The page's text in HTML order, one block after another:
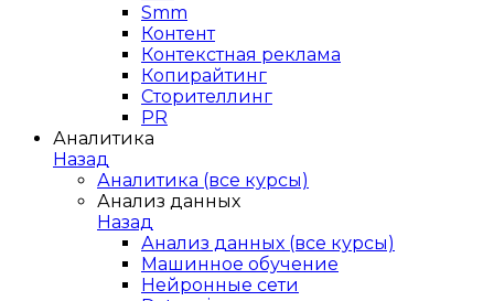
Smm
Контент
Контекстная реклама
Копирайтинг
Сторителлинг
PR
Аналитика
Назад
Аналитика (все курсы)
Анализ данных
Назад
Анализ данных (все курсы)
Машинное обучение
Нейронные сети